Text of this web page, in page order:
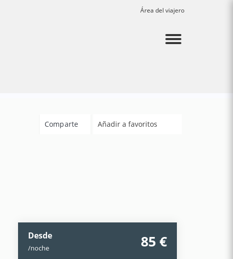
Área del viajero
Menu
Añadir a favoritos
Comparte
Desde
/noche 85 €